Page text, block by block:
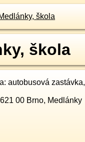
škola
škola
: autobusová zastávka,
621 00 Brno, Medlánky